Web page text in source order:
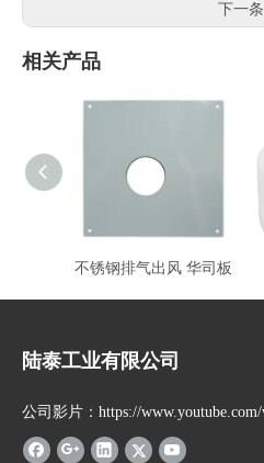
下一
相关产品
不锈钢排气出风 华司板
陆泰工业有限公司
公司影片：https://